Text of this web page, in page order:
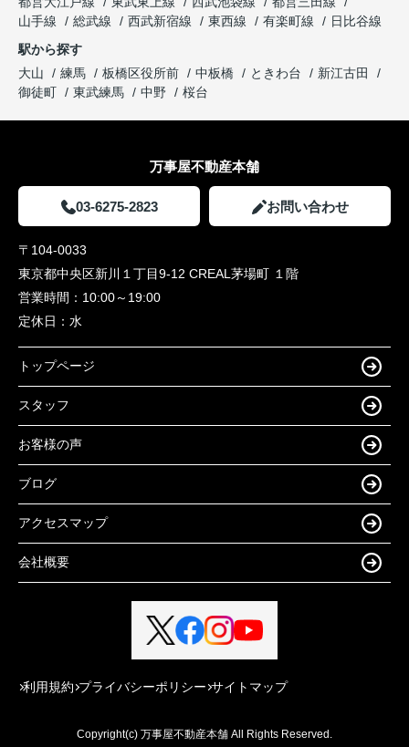
山手線
総武線 西武新宿線 東西線 有楽町線
日比谷線
駅から探す
大山
練馬 板橋区役所前 中板橋 ときわ台
新江古田
御徒町
東武練馬 中野 桜台
万事屋不動産本舗
03-6275-2823 お問い合わせ
〒104-0033
東京都中央区新川１丁目9-12 CREAL茅場町 １階
営業時間： 10:00～19:00
定休日： 水
トップページ
スタッフ
お客様の声
ブログ
アクセスマップ
会社概要
利用規約 プライバシーポリシー サイトマップ
Copyright(c) 万事屋不動産本舗 All Rights Reserved.